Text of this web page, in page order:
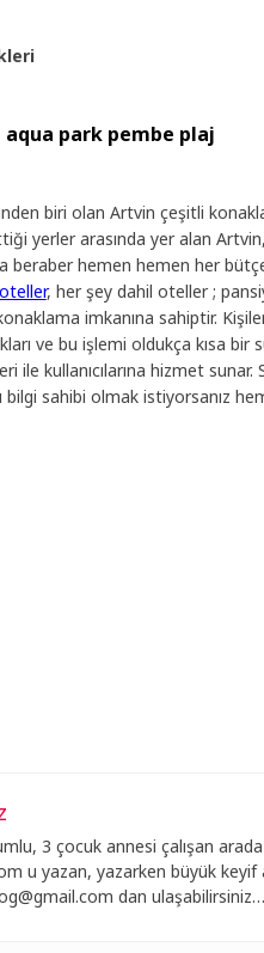
aqua park pembe plaj
biri olan Artvin çeşitli
yerler arasında yer alan
beraber hemen hemen her
, her şey dahil oteller ;
imkanına sahiptir.
ve bu işlemi oldukça kısa bir
ile kullanıcılarına hizmet
sahibi olmak istiyorsanız
3 çocuk annesi çalışan
u yazan, yazarken büyük
dan ulaşabilirsiniz…